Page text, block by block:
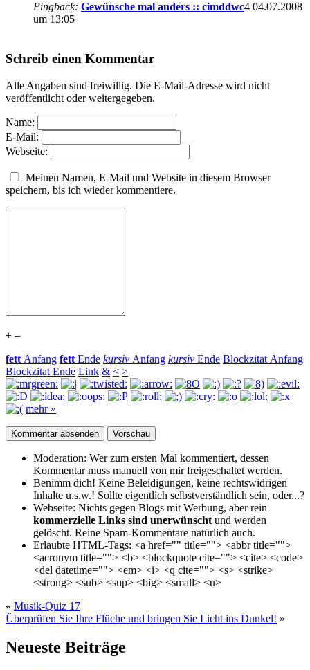
Pingback: Gewünsche mal anders :: cimddwc4 04.07.2008
um 13:05
Schreib einen Kommentar
Alle Angaben sind freiwillig. Die E-Mail-Adresse wird nicht
veröffentlicht oder weitergegeben.
Name:
E-Mail:
Webseite:
Meinen Namen, E-Mail und Website in diesem Browser
speichern, bis ich wieder kommentiere.
+ –
fett Anfang fett Ende kursiv Anfang kursiv Ende Blockzitat Anfang
Blockzitat Ende Link & < >
mehr »
Moderation: Wer zum ersten Mal kommentiert, dessen
Kommentar muss manuell von mir freigeschaltet werden.
Benimm dich! Keine Beleidigungen, keine rechtswidrigen
Inhalte u.s.w.! Sollte eigentlich selbst­verständlich sein, oder...?
Webseite: Nichts gegen Blogs mit Werbung, aber rein
kommerzielle Links sind unerwünscht und werden
gelöscht. Reine Spam-Kommentare natürlich auch.
Erlaubte HTML-Tags: <a href="" title=""> <abbr title="">
<acronym title=""> <b> <blockquote cite=""> <cite> <code>
<del datetime=""> <em> <i> <q cite=""> <s> <strike>
<strong> <sub> <sup> <big> <small> <u>
« Musik-Quiz 17
Überprüfen Sie Ihre Flüche und bringen Sie Licht ins Dunkel! »
Neueste Beiträge